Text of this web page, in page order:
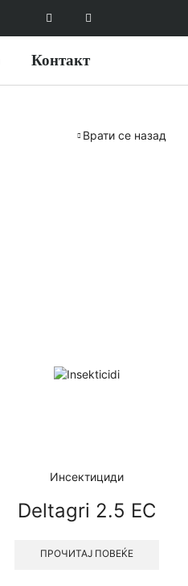
Контакт
Врати се назад
Инсектициди
Deltagri 2.5 EC
ПРОЧИТАЈ ПОВЕЌЕ